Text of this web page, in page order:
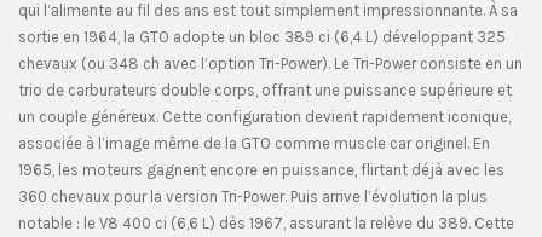
qui l’alimente au fil des ans est tout simplement impressionnante. À sa
sortie en 1964, la GTO adopte un bloc 389 ci (6,4 L) développant 325
chevaux (ou 348 ch avec l’option Tri-Power). Le Tri-Power consiste en un
trio de carburateurs double corps, offrant une puissance supérieure et
un couple généreux. Cette configuration devient rapidement iconique,
associée à l’image même de la GTO comme muscle car originel. En
1965, les moteurs gagnent encore en puissance, flirtant déjà avec les
360 chevaux pour la version Tri-Power. Puis arrive l’évolution la plus
notable : le V8 400 ci (6,6 L) dès 1967, assurant la relève du 389. Cette